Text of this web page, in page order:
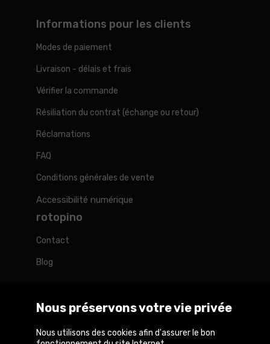
Informations pour les clients
Modes de paiement
Livraison - délais et frais
Vérifier la commande
Résiliation du contrat (échange ou retour)
Réclamations
FAQ
Conditions générales de vente
Accessibilité numérique
rotopino
Contact
Blog
Rotopino dans le monde
Nous préservons votre vie privée
Nous utilisons des cookies afin d'assurer le bon